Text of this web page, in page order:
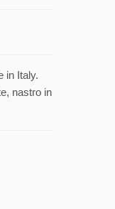
in Italy.
nastro in